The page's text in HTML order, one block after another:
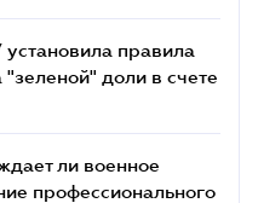
правила
"зеленой" доли в счете
ли военное
профессионального